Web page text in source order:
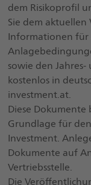
dem Risikoprofil
Sie dem aktuellen
Informationen für
sowie den
kostenlos in
investment.at.
Diese
Grundlage für
Investment.
Dokumente auf
Vertriebsstelle.
Die